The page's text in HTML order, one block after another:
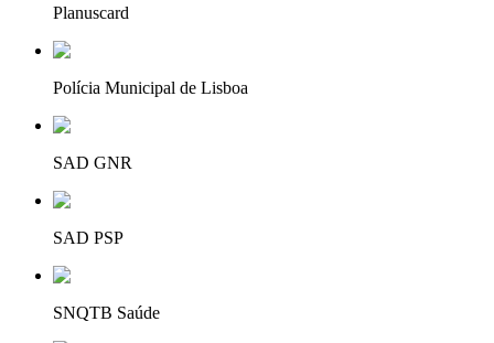
Planuscard
Polícia Municipal de Lisboa
SAD GNR
SAD PSP
SNQTB Saúde